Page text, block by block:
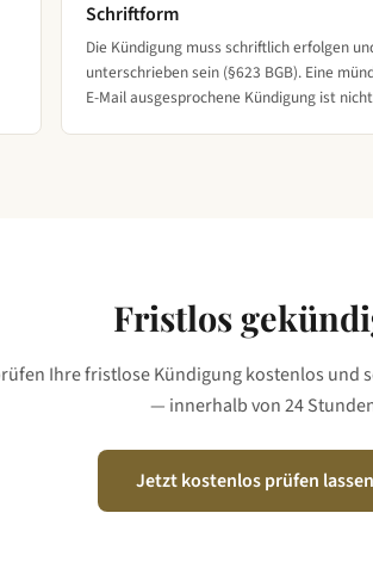
Schriftform
Die Kündigung muss schriftlich erfolgen
unterschrieben sein (§623 BGB). Eine
E-Mail ausgesprochene Kündigung ist
Fristlos
Ihre fristlose Kündigung kostenlos und
— innerhalb von 24
Jetzt kostenlos prüfen